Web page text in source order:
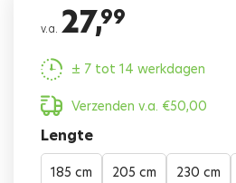
v.a. 27,99
± 7 tot 14 werkdagen
Verzenden v.a. €50,00
Lengte
185 cm 205 cm 230 cm